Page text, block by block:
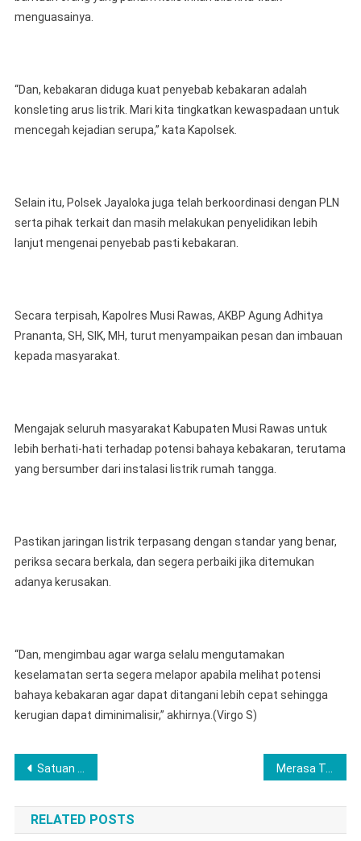
menguasainya.
“Dan, kebakaran diduga kuat penyebab kebakaran adalah
konsleting arus listrik. Mari kita tingkatkan kewaspadaan untuk
mencegah kejadian serupa,” kata Kapolsek.
Selain itu, Polsek Jayaloka juga telah berkoordinasi dengan PLN
serta pihak terkait dan masih melakukan penyelidikan lebih
lanjut mengenai penyebab pasti kebakaran.
Secara terpisah, Kapolres Musi Rawas, AKBP Agung Adhitya
Prananta, SH, SIK, MH, turut menyampaikan pesan dan imbauan
kepada masyarakat.
Mengajak seluruh masyarakat Kabupaten Musi Rawas untuk
lebih berhati-hati terhadap potensi bahaya kebakaran, terutama
yang bersumber dari instalasi listrik rumah tangga.
Pastikan jaringan listrik terpasang dengan standar yang benar,
periksa secara berkala, dan segera perbaiki jika ditemukan
adanya kerusakan.
“Dan, mengimbau agar warga selalu mengutamakan
keselamatan serta segera melapor apabila melihat potensi
bahaya kebakaran agar dapat ditangani lebih cepat sehingga
kerugian dapat diminimalisir,” akhirnya.(Virgo S)
Post
navigation
Satuan Reserse dan Perlindungan Anak Polres Lubuk Linggau Berhasil Ungkap Kasus KDRT
RELATED POSTS